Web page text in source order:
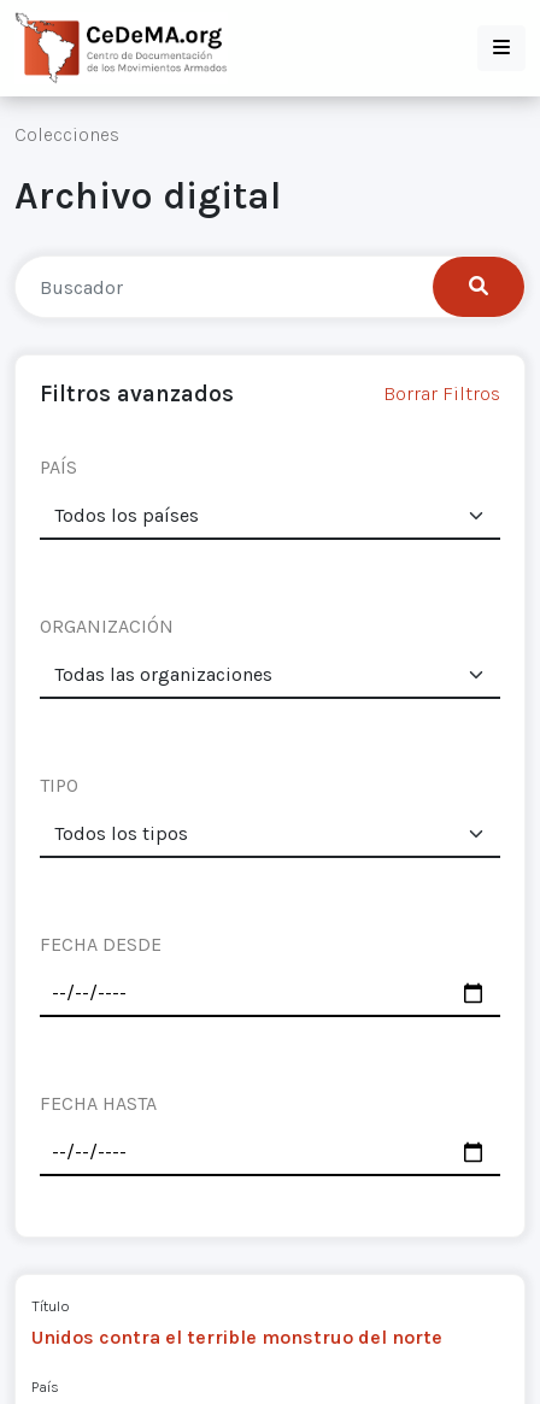
Colecciones
Archivo digital
Filtros avanzados Borrar Filtros
PAÍS
ORGANIZACIÓN
TIPO
FECHA DESDE
FECHA HASTA
Título
Unidos contra el terrible monstruo del norte
País